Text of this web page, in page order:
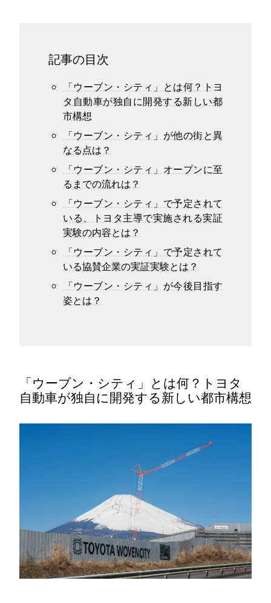
記事の目次
「ウーブン・シティ」とは何？トヨ
タ自動車が独自に開発する新しい都
市構想
「ウーブン・シティ」が他の街と異
なる点は？
「ウーブン・シティ」オープンに至
るまでの流れは？
「ウーブン・シティ」で予定されて
いる、トヨタ主導で実施される実証
実験の内容とは？
「ウーブン・シティ」で予定されて
いる協賛企業の実証実験とは？
「ウーブン・シティ」が今後目指す
姿とは？
「ウーブン・シティ」とは何？トヨタ
自動車が独自に開発する新しい都市構想